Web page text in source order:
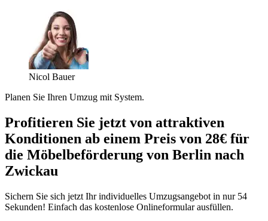
Nicol Bauer
Planen Sie Ihren Umzug mit System.
Profitieren Sie jetzt von attraktiven
Konditionen ab einem Preis von 28€ für
die Möbelbeförderung von Berlin nach
Zwickau
Sichern Sie sich jetzt Ihr individuelles Umzugsangebot in nur 54
Sekunden! Einfach das kostenlose Onlineformular ausfüllen.